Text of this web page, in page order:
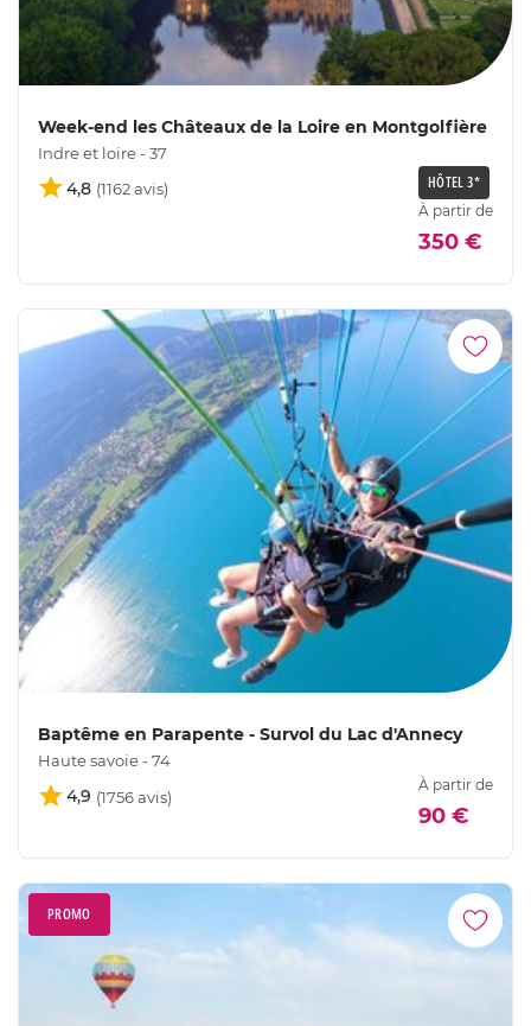
Week-end les Châteaux de la Loire en Montgolfière
Indre et loire - 37
4,8 HÔTEL 3*
À partir de
350 €
Baptême en Parapente - Survol du Lac d'Annecy
Haute savoie - 74
4,9
À partir de
90 €
PROMO